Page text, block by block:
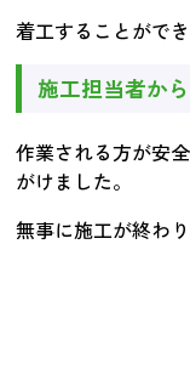
着工することができ
施工担当者から
作業される方が安
がけました。
無事に施工が終わ